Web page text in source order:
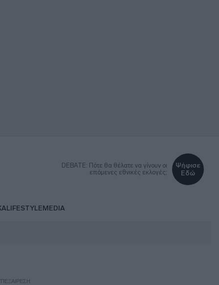
DEBATE: Πότε θα θέλατε να γίνουν οι
επόμενες εθνικές εκλογές;
Ψήφισε
Εδώ
LIFESTYLEMEDIA